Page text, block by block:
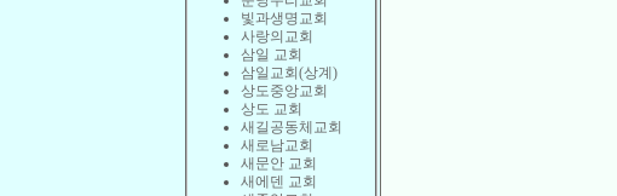
빛과생명교회
사랑의교회
삼일 교회
삼일교회(상계)
상도중앙교회
상도 교회
새길공동체교회
새로남교회
새문안 교회
새에덴 교회